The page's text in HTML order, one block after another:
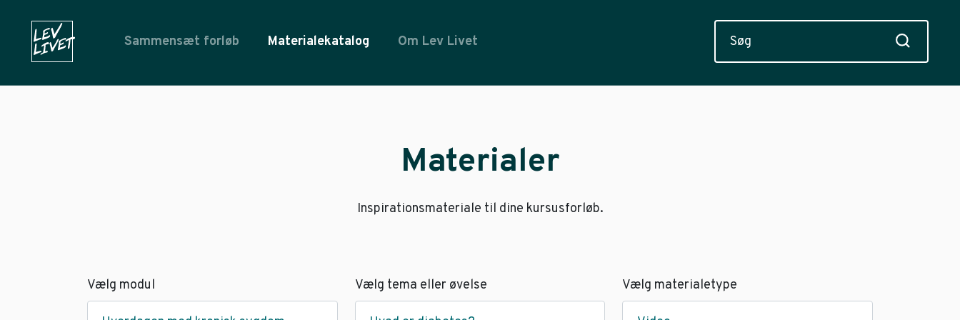
Sammensæt forløb Materialekatalog Om Lev Livet
Materialer
Inspirationsmateriale til dine kursusforløb.
Vælg modul Vælg tema eller øvelse Vælg materialetype